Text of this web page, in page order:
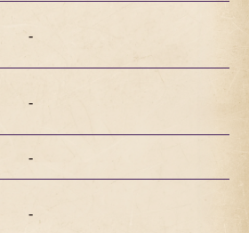
-
-
-
-